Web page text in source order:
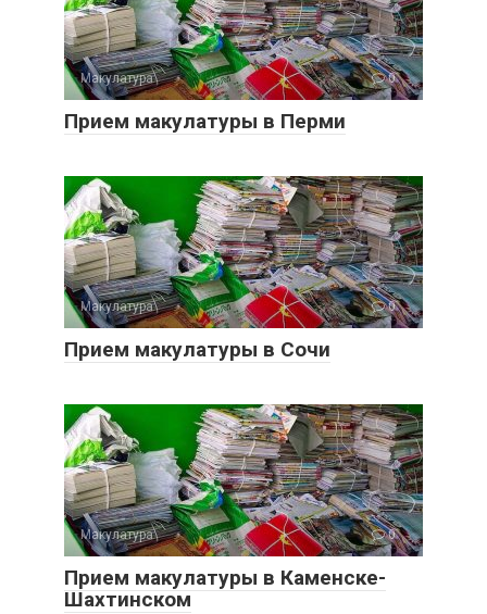
Макулатура 0
Прием макулатуры в Перми
Макулатура 0
Прием макулатуры в Сочи
Макулатура 0
Прием макулатуры в Каменске-
Шахтинском